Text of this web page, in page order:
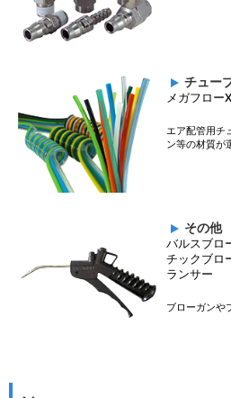
チュー
メガフロー
エア配管用チ
ン等の材質が
その他
バルスブロ
チックブロ
ランサー
ブローガンや